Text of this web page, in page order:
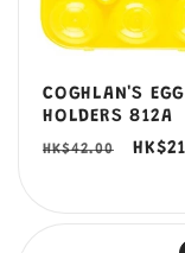
COGHLAN'S EGG
HOLDERS 812A
定
HK$42.00
售